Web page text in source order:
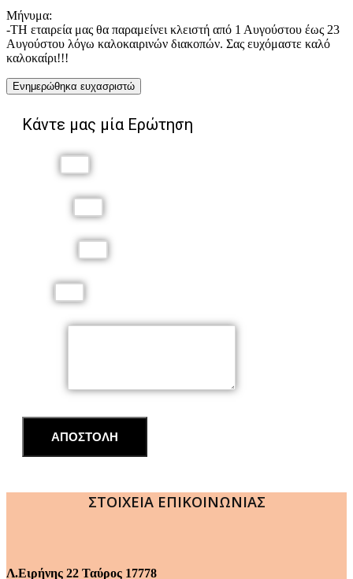
Μήνυμα:
-ΤΗ εταιρεία μας θα παραμείνει κλειστή από 1 Αυγούστου έως 23
Αυγούστου λόγω καλοκαιρινών διακοπών. Σας ευχόμαστε καλό
καλοκαίρι!!!
Ενημερώθηκα ευχασριστώ
Κάντε μας μία Ερώτηση
ΑΠΟΣΤΟΛΗ
ΣΤΟΙΧΕΙΑ ΕΠΙΚΟΙΝΩΝΙΑΣ
Λ.Ειρήνης 22 Ταύρος 17778